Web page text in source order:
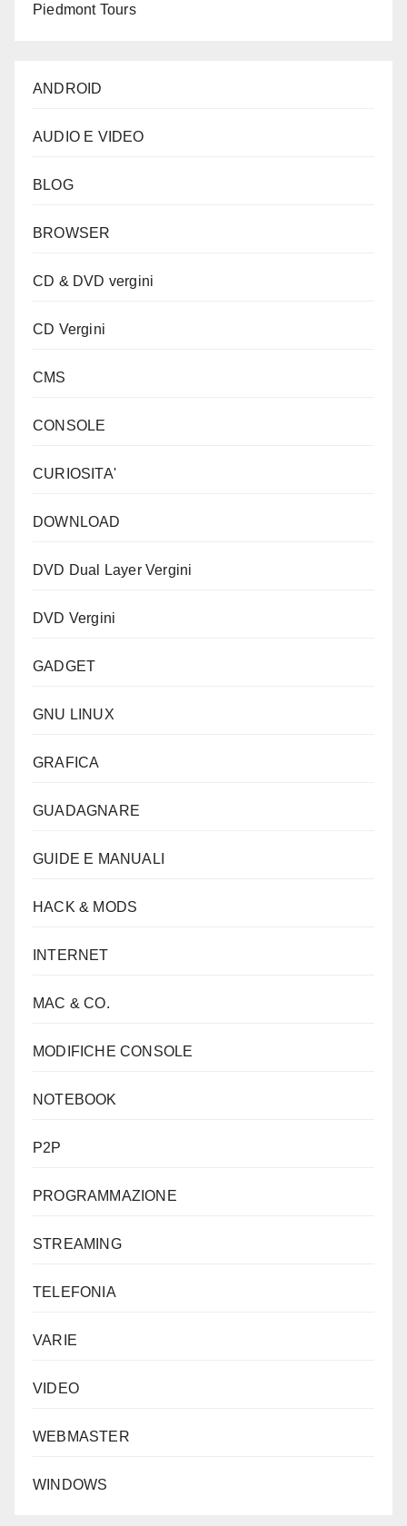
Piedmont Tours
ANDROID
AUDIO E VIDEO
BLOG
BROWSER
CD & DVD vergini
CD Vergini
CMS
CONSOLE
CURIOSITA'
DOWNLOAD
DVD Dual Layer Vergini
DVD Vergini
GADGET
GNU LINUX
GRAFICA
GUADAGNARE
GUIDE E MANUALI
HACK & MODS
INTERNET
MAC & CO.
MODIFICHE CONSOLE
NOTEBOOK
P2P
PROGRAMMAZIONE
STREAMING
TELEFONIA
VARIE
VIDEO
WEBMASTER
WINDOWS